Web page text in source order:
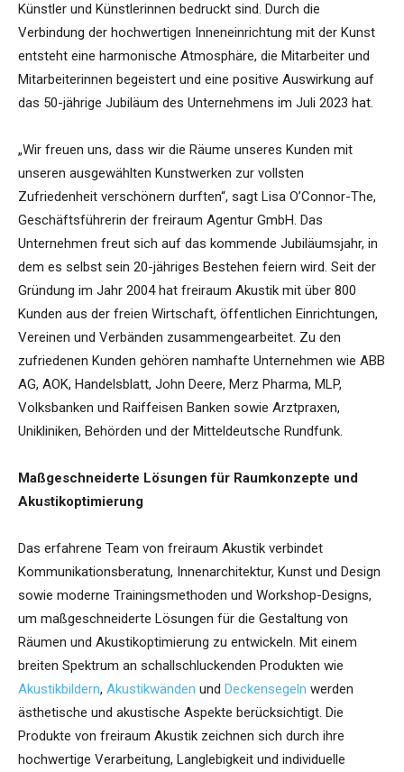
Künstler und Künstlerinnen bedruckt sind. Durch die
Verbindung der hochwertigen Inneneinrichtung mit der Kunst
entsteht eine harmonische Atmosphäre, die Mitarbeiter und
Mitarbeiterinnen begeistert und eine positive Auswirkung auf
das 50-jährige Jubiläum des Unternehmens im Juli 2023 hat.
„Wir freuen uns, dass wir die Räume unseres Kunden mit
unseren ausgewählten Kunstwerken zur vollsten
Zufriedenheit verschönern durften“, sagt Lisa O’Connor-The,
Geschäftsführerin der freiraum Agentur GmbH. Das
Unternehmen freut sich auf das kommende Jubiläumsjahr, in
dem es selbst sein 20-jähriges Bestehen feiern wird. Seit der
Gründung im Jahr 2004 hat freiraum Akustik mit über 800
Kunden aus der freien Wirtschaft, öffentlichen Einrichtungen,
Vereinen und Verbänden zusammengearbeitet. Zu den
zufriedenen Kunden gehören namhafte Unternehmen wie ABB
AG, AOK, Handelsblatt, John Deere, Merz Pharma, MLP,
Volksbanken und Raiffeisen Banken sowie Arztpraxen,
Unikliniken, Behörden und der Mitteldeutsche Rundfunk.
Maßgeschneiderte Lösungen für Raumkonzepte und
Akustikoptimierung
Das erfahrene Team von freiraum Akustik verbindet
Kommunikationsberatung, Innenarchitektur, Kunst und Design
sowie moderne Trainingsmethoden und Workshop-Designs,
um maßgeschneiderte Lösungen für die Gestaltung von
Räumen und Akustikoptimierung zu entwickeln. Mit einem
breiten Spektrum an schallschluckenden Produkten wie
Akustikbildern, Akustikwänden und Deckensegeln werden
ästhetische und akustische Aspekte berücksichtigt. Die
Produkte von freiraum Akustik zeichnen sich durch ihre
hochwertige Verarbeitung, Langlebigkeit und individuelle